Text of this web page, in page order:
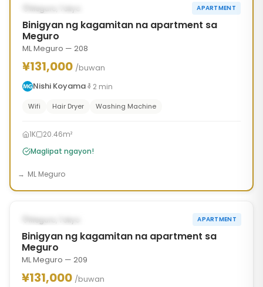
AVAILABLE NGAYON
Meguro, Tokyo APARTMENT
Binigyan ng kagamitan na apartment sa
Meguro
ML Meguro — 208
¥131,000 /buwan
Nishi Koyama
2 min
Wifi Hair Dryer Washing Machine
1K
20.46m²
Maglipat ngayon!
ML Meguro
AVAILABLE NGAYON
Meguro, Tokyo APARTMENT
Binigyan ng kagamitan na apartment sa
Meguro
ML Meguro — 209
¥131,000 /buwan